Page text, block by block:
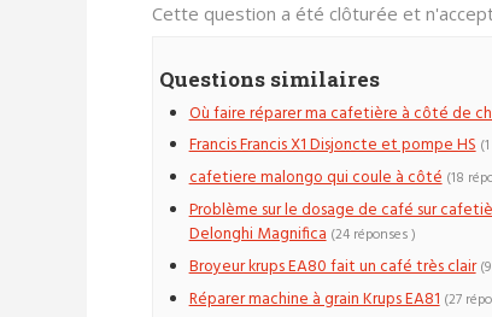
Cette question a été clôturée et
Questions similaires
Où faire réparer ma cafetière à côté de
Francis Francis X1 Disjoncte et pompe HS
cafetiere malongo qui coule à côté (18
Problème sur le dosage de café sur
Delonghi Magnifica (24 réponses )
Broyeur krups EA80 fait un café très clair
Réparer machine à grain Krups EA81 (27